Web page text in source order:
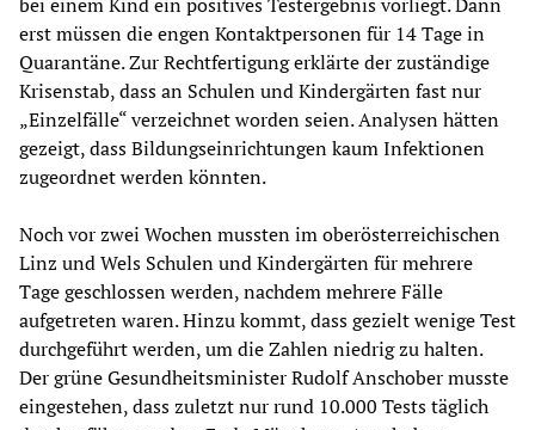
bei einem Kind ein positives Testergebnis vorliegt. Dann
erst müssen die engen Kontaktpersonen für 14 Tage in
Quarantäne. Zur Rechtfertigung erklärte der zuständige
Krisenstab, dass an Schulen und Kindergärten fast nur
„Einzelfälle“ verzeichnet worden seien. Analysen hätten
gezeigt, dass Bildungseinrichtungen kaum Infektionen
zugeordnet werden könnten.
Noch vor zwei Wochen mussten im oberösterreichischen
Linz und Wels Schulen und Kindergärten für mehrere
Tage geschlossen werden, nachdem mehrere Fälle
aufgetreten waren. Hinzu kommt, dass gezielt wenige Test
durchgeführt werden, um die Zahlen niedrig zu halten.
Der grüne Gesundheitsminister Rudolf Anschober musste
eingestehen, dass zuletzt nur rund 10.000 Tests täglich